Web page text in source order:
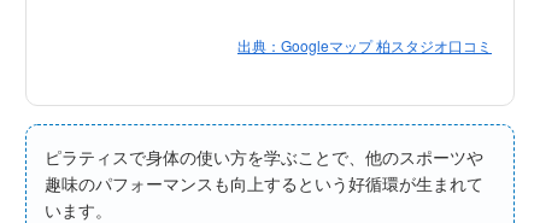
出典：Googleマップ 柏スタジオ口コミ
ピラティスで身体の使い方を学ぶことで、他のスポーツや
趣味のパフォーマンスも向上するという好循環が生まれて
います。